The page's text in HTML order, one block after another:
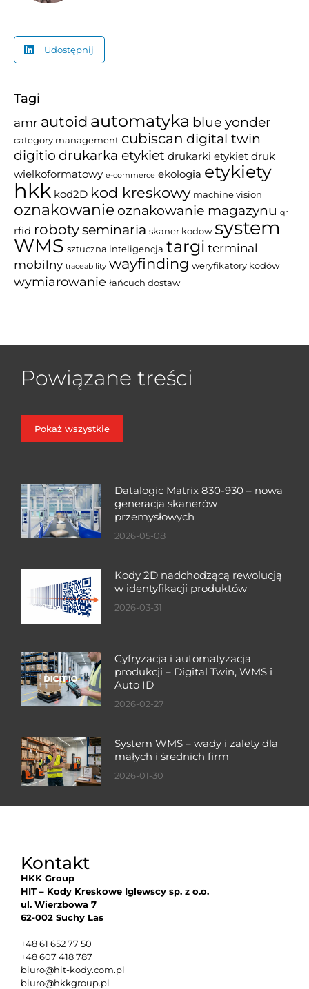
Udostępnij
Tagi
amr autoid automatyka blue yonder
category management cubiscan digital twin
digitio drukarka etykiet drukarki etykiet druk
wielkoformatowy e-commerce ekologia etykiety
hkk kod2D kod kreskowy machine vision
oznakowanie oznakowanie magazynu qr
rfid robotyseminaria skaner kodow system
WMS sztuczna inteligencja targi terminal
mobilny traceability wayfinding weryfikatory kodów
wymiarowanie łańcuch dostaw
Powiązane treści
Pokaż wszystkie
Datalogic Matrix 830-930 – nowa
generacja skanerów
przemysłowych
2026-05-08
Kody 2D nadchodzącą rewolucją
w identyfikacji produktów
2026-03-31
Cyfryzacja i automatyzacja
produkcji – Digital Twin, WMS i
Auto ID
2026-02-27
System WMS – wady i zalety dla
małych i średnich firm
2026-01-30
Kontakt
HKK Group
HIT – Kody Kreskowe Iglewscy sp. z o.o.
ul. Wierzbowa 7
62-002 Suchy Las
+48 61 652 77 50
+48 607 418 787
biuro@hit-kody.com.pl
biuro@hkkgroup.pl